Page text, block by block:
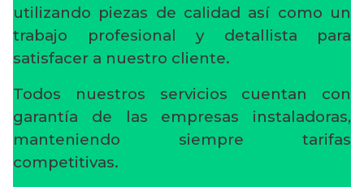
utilizando piezas de calidad así como un
trabajo profesional y detallista para
satisfacer a nuestro cliente.
Todos nuestros servicios cuentan con
garantía de las empresas instaladoras,
manteniendo siempre tarifas
competitivas.